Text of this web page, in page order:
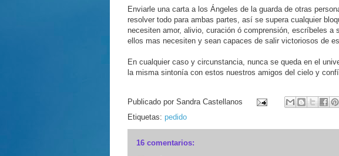
Enviarle una carta a los Ángeles de la guarda de otras
resolver todo para ambas partes, así se supera cualquier
necesiten amor, alivio, curación ó comprensión, escríbeles a
ellos mas necesiten y sean capaces de salir victoriosos de
En cualquier caso y circunstancia, nunca se queda en el
la misma sintonía con estos nuestros amigos del cielo y
Publicado por Sandra Castellanos
Etiquetas: pedido
16 comentarios: